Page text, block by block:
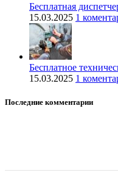
Бесплатная
15.03.2025 1
Бесплатное
15.03.2025 1
Последние комментарии